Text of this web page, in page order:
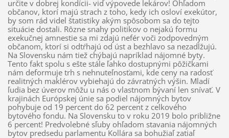
určite v dobrej kondícii- viď výpovede lekárov! Ohľadom
občanov, ktorí majú strach z toho, kedy ich osloví exekútor,
by som rád videl štatistiky akým spôsobom sa do tejto
situácie dostali. Rôzne snahy politikov o nejakú formu
exekučnej amnestie sa mi zdajú nefér voči zodpovedným
občanom, ktorí si odtŕhajú od úst a bezhlavo sa nezadlžujú.
Na Slovensku nám tiež chýbajú napríklad nájomné byty.
Tento fakt spolu s ešte stále ľahko dostupnými pôžičkami
nám deformuje trh s nehnuteľnosťami, kde ceny na radosť
realitných maklérov vybiehajú do závratných výšin. Mladí
ľudia bez úverov môžu u nás o vlastnom bývaní len snívať. V
krajinách Európskej únie sa podiel nájomných bytov
pohybuje od 19 percent do 62 percent z celkového
bytového fondu. Na Slovensku to v roku 2019 bolo približne
6 percent! Predvolebné sľuby ohľadom stavania nájomných
bytov predsedu parlamentu Kollára sa bohužiaľ zatiaľ